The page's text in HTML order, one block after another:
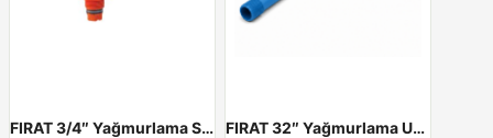
FIRAT 3/4″ Yağmurlama Spring Fıskiye | Açı Ayarlı Impact Sprink FIRAT 32″ Yağmurlama Uzatma Borusu (Mavi) | 25 - 100 cm - 100cm